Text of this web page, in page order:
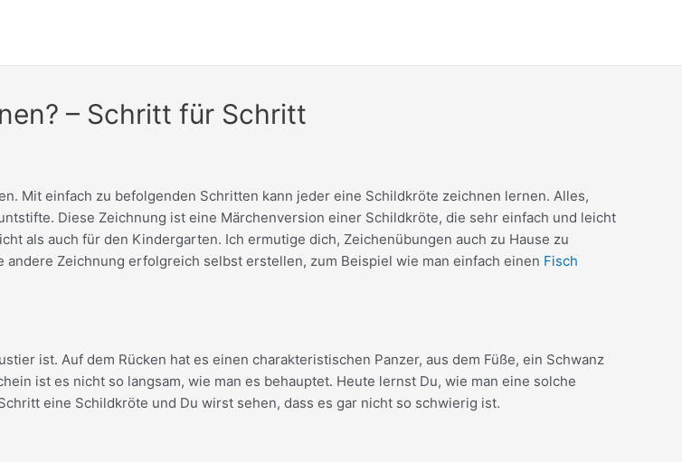
– Schritt für Schritt
Mit einfach zu befolgenden Schritten kann jeder eine Schildkröte zeichnen lernen. Alles,
Diese Zeichnung ist eine Märchenversion einer Schildkröte, die sehr einfach und leicht
als auch für den Kindergarten. Ich ermutige dich, Zeichenübungen auch zu Hause zu
Zeichnung erfolgreich selbst erstellen, zum Beispiel wie man einfach einen Fisch
ist. Auf dem Rücken hat es einen charakteristischen Panzer, aus dem Füße, ein Schwanz
ist es nicht so langsam, wie man es behauptet. Heute lernst Du, wie man eine solche
eine Schildkröte und Du wirst sehen, dass es gar nicht so schwierig ist.